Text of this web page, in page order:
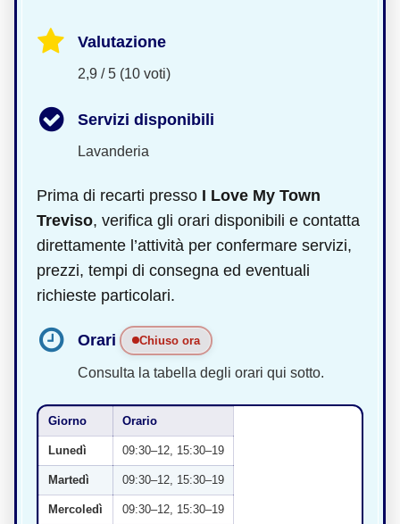
Valutazione
2,9 / 5 (10 voti)
Servizi disponibili
Lavanderia
Prima di recarti presso I Love My Town
Treviso, verifica gli orari disponibili e contatta
direttamente l’attività per confermare servizi,
prezzi, tempi di consegna ed eventuali
richieste particolari.
Orari Chiuso ora
Consulta la tabella degli orari qui sotto.
Giorno Orario
Lunedì 09:30–12, 15:30–19
Martedì 09:30–12, 15:30–19
Mercoledì 09:30–12, 15:30–19